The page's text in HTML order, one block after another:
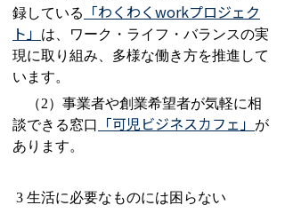
録している
「わくわくworkプロジェク
ト」
は、ワーク・ライフ・バランスの実
現に取り組み、 多様な働き方を推進して
います。
（2）事業者や創業希望者が気軽に相
談できる窓口
「可児ビジネスカフェ」
が
あります。
3 生活に必要なものには困らない